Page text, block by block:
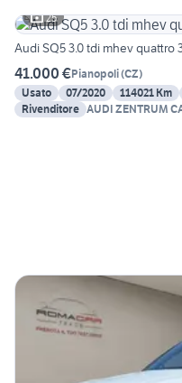
25
Audi SQ5 3.0 tdi mhev quattro
41.000 €Pianopoli(CZ)
Usato
07/2020 114021 Km
Rivenditore AUDI ZENTRUM